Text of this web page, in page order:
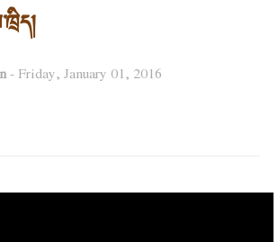
- Friday, January 01, 2016